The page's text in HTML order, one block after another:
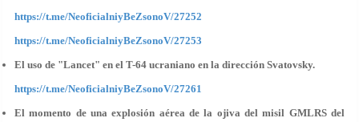
https://t.me/NeoficialniyBeZsonoV/27252
https://t.me/NeoficialniyBeZsonoV/27253
El uso de "Lancet" en el T-64 ucraniano en la dirección Svatovsky.
https://t.me/NeoficialniyBeZsonoV/27261
El momento de una explosión aérea de la ojiva del misil GMLRS del